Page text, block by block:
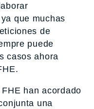
que muchas
de
puede
casos ahora
han acordado
una